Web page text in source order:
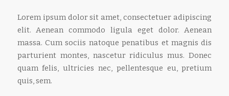
Lorem ipsum dolor sit amet, consectetuer adipiscing
elit. Aenean commodo ligula eget dolor. Aenean
massa. Cum sociis natoque penatibus et magnis dis
parturient montes, nascetur ridiculus mus. Donec
quam felis, ultricies nec, pellentesque eu, pretium
quis, sem.